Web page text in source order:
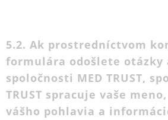
5.2. Ak prostredníctvom
formulára odošlete otázky
spoločnosti MED TRUST,
TRUST spracuje vaše
vášho pohlavia a